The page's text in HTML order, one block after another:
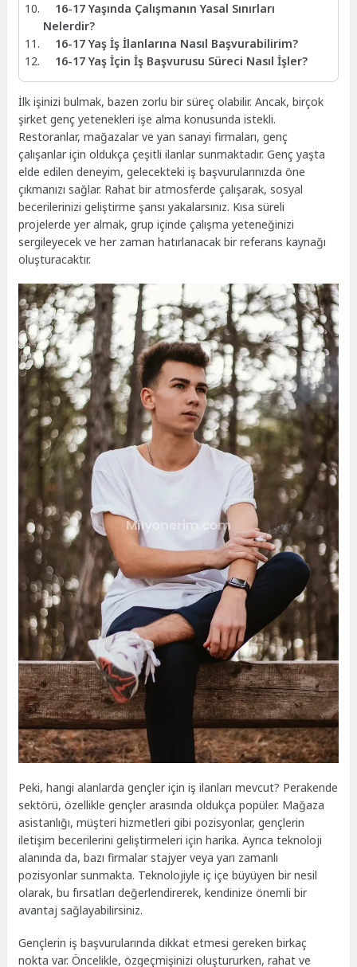
16-17 Yaşında Çalışmanın Yasal Sınırları
Nelerdir?
16-17 Yaş İş İlanlarına Nasıl Başvurabilirim?
16-17 Yaş İçin İş Başvurusu Süreci Nasıl İşler?
İlk işinizi bulmak, bazen zorlu bir süreç olabilir. Ancak, birçok
şirket genç yetenekleri işe alma konusunda istekli.
Restoranlar, mağazalar ve yan sanayi firmaları, genç
çalışanlar için oldukça çeşitli ilanlar sunmaktadır. Genç yaşta
elde edilen deneyim, gelecekteki iş başvurularınızda öne
çıkmanızı sağlar. Rahat bir atmosferde çalışarak, sosyal
becerilerinizi geliştirme şansı yakalarsınız. Kısa süreli
projelerde yer almak, grup içinde çalışma yeteneğinizi
sergileyecek ve her zaman hatırlanacak bir referans kaynağı
oluşturacaktır.
Peki, hangi alanlarda gençler için iş ilanları mevcut? Perakende
sektörü, özellikle gençler arasında oldukça popüler. Mağaza
asistanlığı, müşteri hizmetleri gibi pozisyonlar, gençlerin
iletişim becerilerini geliştirmeleri için harika. Ayrıca teknoloji
alanında da, bazı firmalar stajyer veya yarı zamanlı
pozisyonlar sunmakta. Teknolojiyle iç içe büyüyen bir nesil
olarak, bu fırsatları değerlendirerek, kendinize önemli bir
avantaj sağlayabilirsiniz.
Gençlerin iş başvurularında dikkat etmesi gereken birkaç
nokta var. Öncelikle, özgeçmişinizi oluştururken, rahat ve